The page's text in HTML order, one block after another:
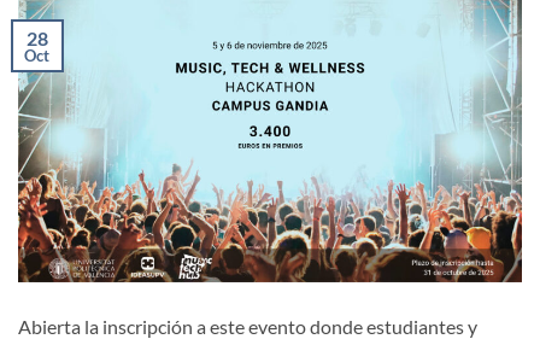
28
Oct
Abierta la inscripción a este evento donde estudiantes y